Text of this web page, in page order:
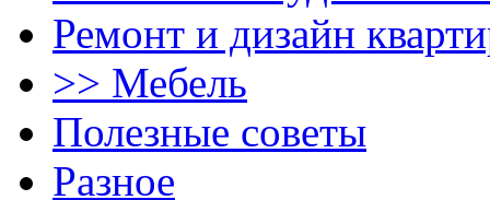
Ремонт и дизайн
>> Мебель
Полезные советы
Разное